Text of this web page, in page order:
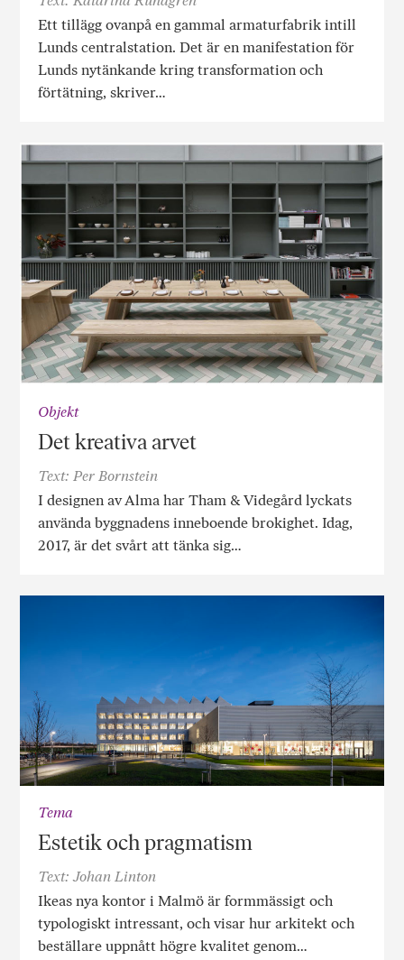
Ett tillägg ovanpå en gammal armaturfabrik intill
Lunds centralstation. Det är en manifestation för
Lunds nytänkande kring transformation och
förtätning, skriver…
Objekt
Det kreativa arvet
Text: Per Bornstein
I designen av Alma har Tham & Videgård lyckats
använda byggnadens inneboende brokighet. Idag,
2017, är det svårt att tänka sig…
Tema
Estetik och pragmatism
Text: Johan Linton
Ikeas nya kontor i Malmö är formmässigt och
typologiskt intressant, och visar hur arkitekt och
beställare uppnått högre kvalitet genom…